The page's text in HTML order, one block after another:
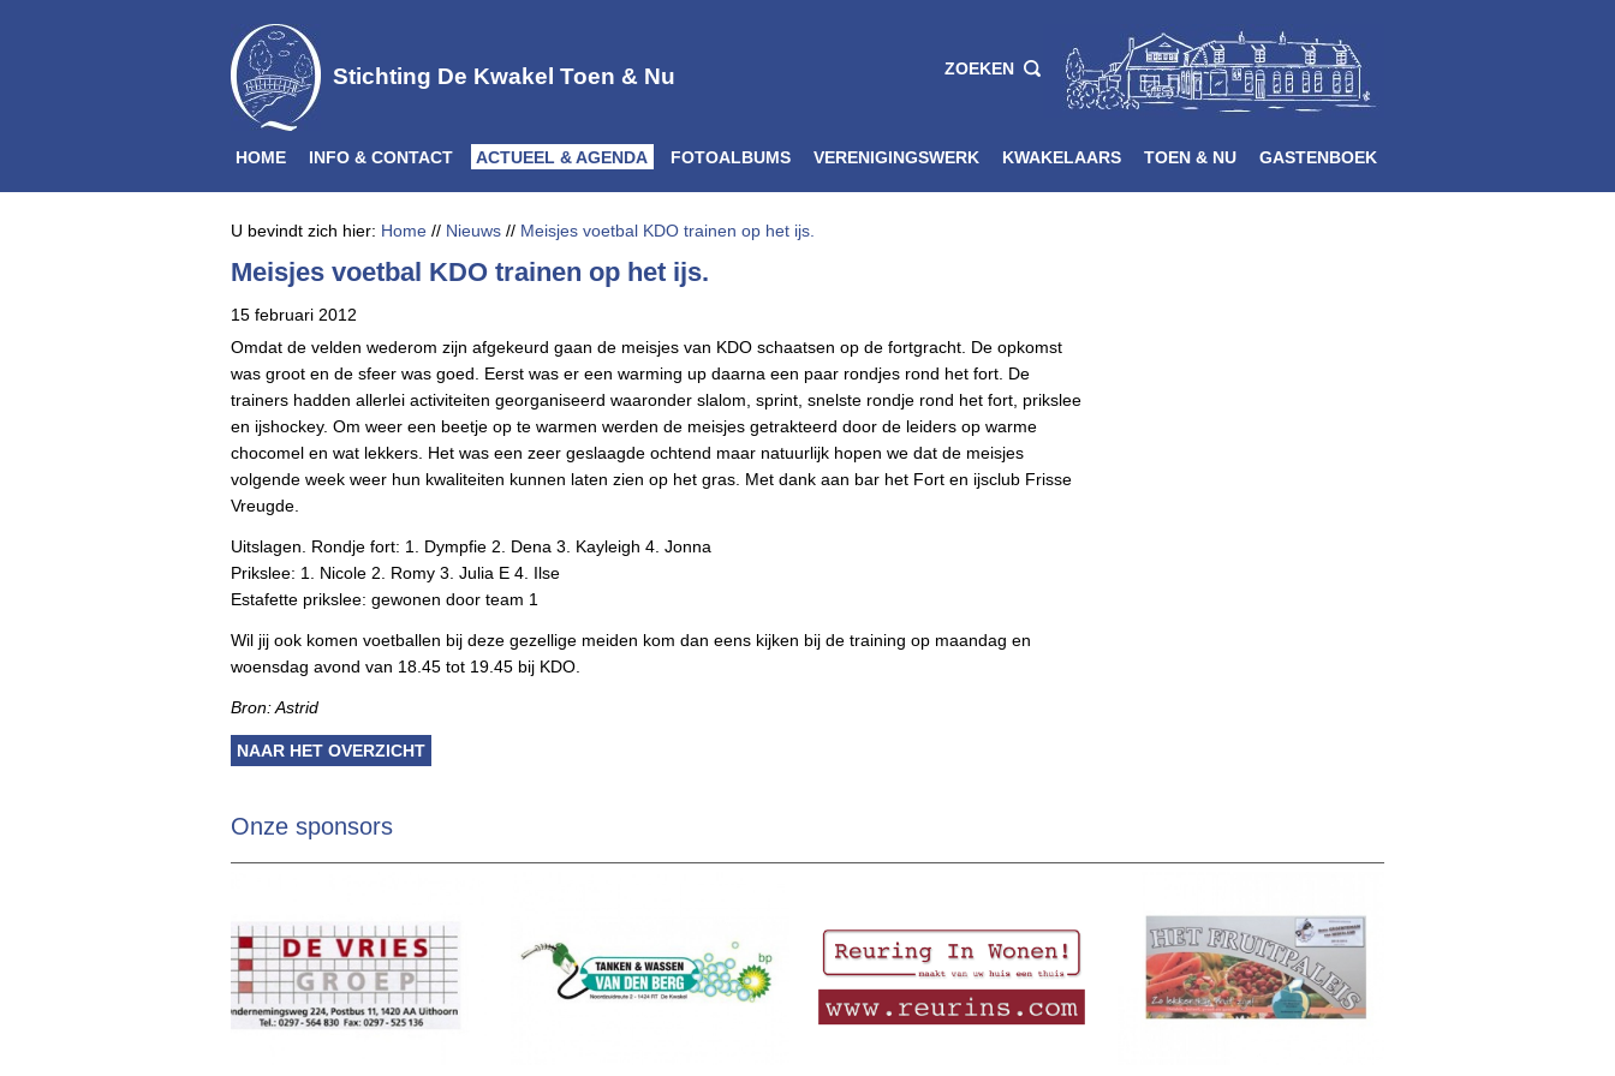
Stichting De Kwakel Toen & Nu ZOEKEN
HOME INFO & CONTACT ACTUEEL & AGENDA FOTOALBUMS VERENIGINGSWERK KWAKELAARS TOEN & NU GASTENBOEK
U bevindt zich hier: Home // Nieuws // Meisjes voetbal KDO trainen op het ijs.
Meisjes voetbal KDO trainen op het ijs.
15 februari 2012
Omdat de velden wederom zijn afgekeurd gaan de meisjes van KDO schaatsen op de fortgracht. De opkomst
was groot en de sfeer was goed. Eerst was er een warming up daarna een paar rondjes rond het fort. De
trainers hadden allerlei activiteiten georganiseerd waaronder slalom, sprint, snelste rondje rond het fort, prikslee
en ijshockey. Om weer een beetje op te warmen werden de meisjes getrakteerd door de leiders op warme
chocomel en wat lekkers. Het was een zeer geslaagde ochtend maar natuurlijk hopen we dat de meisjes
volgende week weer hun kwaliteiten kunnen laten zien op het gras. Met dank aan bar het Fort en ijsclub Frisse
Vreugde.
Uitslagen. Rondje fort: 1. Dympfie 2. Dena 3. Kayleigh 4. Jonna
Prikslee: 1. Nicole 2. Romy 3. Julia E 4. Ilse
Estafette prikslee: gewonen door team 1
Wil jij ook komen voetballen bij deze gezellige meiden kom dan eens kijken bij de training op maandag en
woensdag avond van 18.45 tot 19.45 bij KDO.
Bron: Astrid
NAAR HET OVERZICHT
Onze sponsors